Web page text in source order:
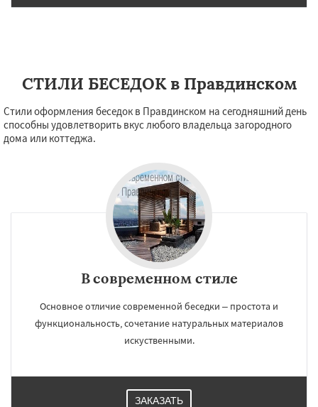
СТИЛИ БЕСЕДОК в Правдинском
Стили оформления беседок в Правдинском на сегодняшний день
способны удовлетворить вкус любого владельца загородного
дома или коттеджа.
В современном стиле
Основное отличие современной беседки – простота и
функциональность, сочетание натуральных материалов
искуственными.
ЗАКАЗАТЬ